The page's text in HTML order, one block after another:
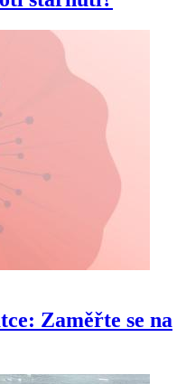
Zaměřte se na